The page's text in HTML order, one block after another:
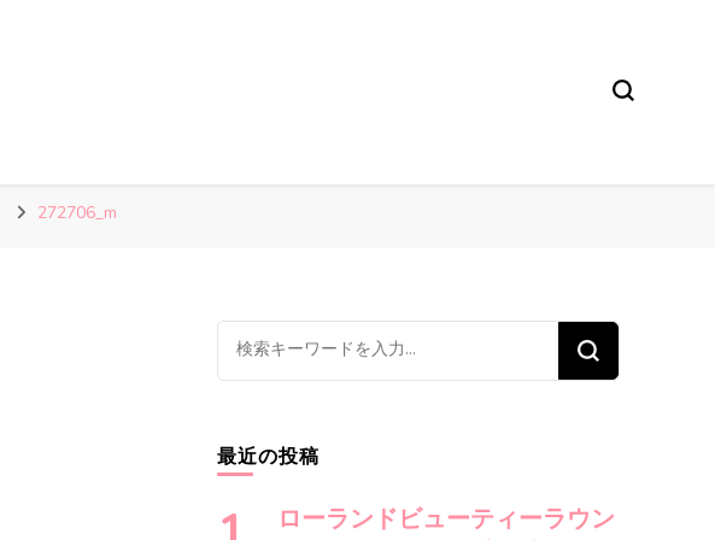
272706_m
な
に
お
探
し
最近の投稿
ローランドビューティーラウン